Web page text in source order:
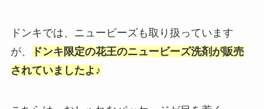
ドンキでは、ニュービーズも取り扱っています
が、
ドンキ限定の花王のニュービーズ洗剤が販売
されていましたよ♪